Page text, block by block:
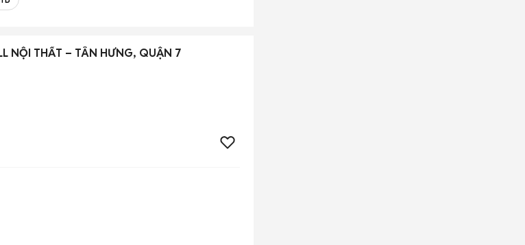
NỘI THẤT – TÂN HƯNG, QUẬN 7